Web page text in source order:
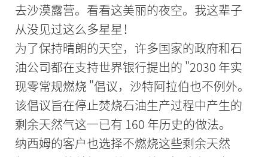
去沙漠露营。看看这美丽的夜空。我这辈子
从没见过这么多星星！
为了保持晴朗的天空，许多国家的政府和石
油公司都在支持世界银行提出的 "2030 年实
现零常规燃烧 "倡议，沙特阿拉伯也不例外。
该倡议旨在停止焚烧石油生产过程中产生的
剩余天然气这一已有 160 年历史的做法。
纳西姆的客户也选择不燃烧这些剩余天然